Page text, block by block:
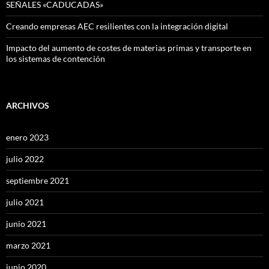
SEÑALES «CADUCADAS»
Creando empresas AEC resilientes con la integración digital
Impacto del aumento de costes de materias primas y transporte en
los sistemas de contención
ARCHIVOS
enero 2023
julio 2022
septiembre 2021
julio 2021
junio 2021
marzo 2021